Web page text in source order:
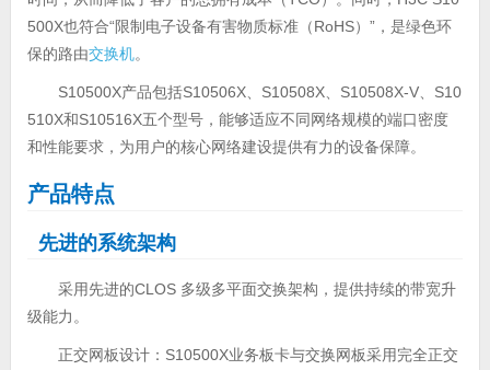
500X也符合“限制电子设备有害物质标准（RoHS）”，是绿色环
保的路由交换机。
S10500X产品包括S10506X、S10508X、S10508X-V、S10
510X和S10516X五个型号，能够适应不同网络规模的端口密度
和性能要求，为用户的核心网络建设提供有力的设备保障。
产品特点
先进的系统架构
采用先进的CLOS 多级多平面交换架构，提供持续的带宽升
级能力。
正交网板设计：S10500X业务板卡与交换网板采用完全正交